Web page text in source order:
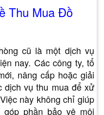
Thu Mua Đồ
cũ là một dịch vụ
nay. Các công ty, tổ
nâng cấp hoặc giải
dịch vụ thu mua để xử
này không chỉ giúp
phần bảo vệ môi